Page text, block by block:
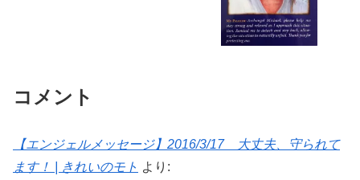
コメント
【エンジェルメッセージ】2016/3/17 大丈夫、守られて
ます！ | きれいのモト より: